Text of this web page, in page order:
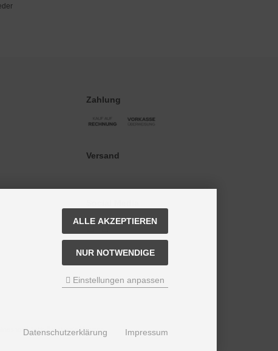
Zahlung
Versand
| Antik-Ersatzteile Hanisch.
ALLE AKZEPTIEREN
NUR NOTWENDIGE
Einstellungen anpassen
Datenschutzerklärung Impressum